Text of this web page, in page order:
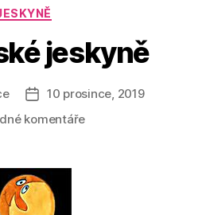
Rubriky
jeskyně
Datum
příspěvku
10 prosince, 2019
komentářeu